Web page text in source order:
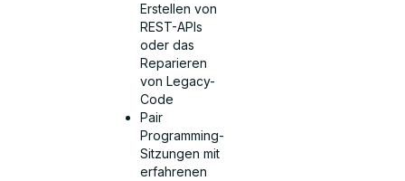
Erstellen von
REST-APIs
oder das
Reparieren
von Legacy-
Code
Pair
Programming-
Sitzungen mit
erfahrenen